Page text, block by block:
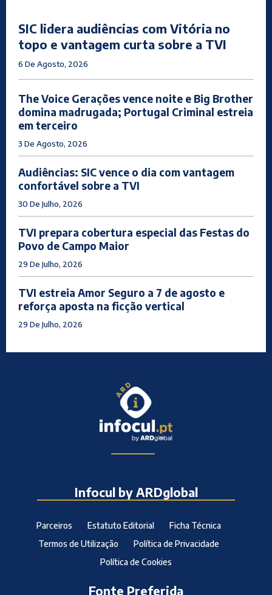
SIC lidera audiências com Vitória no
topo e vantagem curta sobre a TVI
6 De Agosto, 2026
The Voice Gerações vence noite e Big Brother
domina madrugada; Portugal Criminal estreia
em terceiro
3 De Agosto, 2026
Audiências: SIC vence o dia com vantagem
confortável sobre a TVI
30 De Julho, 2026
TVI prepara cobertura especial das Festas do
Povo de Campo Maior
29 De Julho, 2026
TVI estreia Amor Seguro a 7 de agosto e
reforça aposta na ficção vertical
29 De Julho, 2026
Infocul by ARDglobal
Parceiros Estatuto Editorial
Ficha Técnica
Termos de Utilização
Política de Privacidade
Política de Cookies
Fonte Preferida